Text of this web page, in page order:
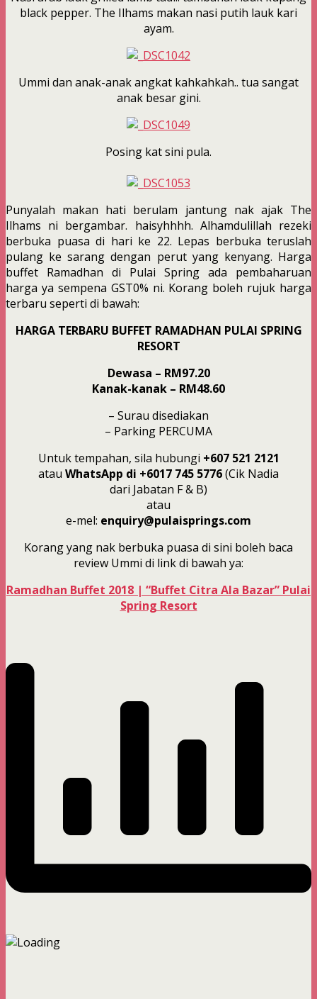
black pepper. The Ilhams makan nasi putih lauk kari
ayam.
Ummi dan anak-anak angkat kahkahkah.. tua sangat
anak besar gini.
Posing kat sini pula.
Punyalah makan hati berulam jantung nak ajak The
Ilhams ni bergambar. haisyhhhh. Alhamdulillah rezeki
berbuka puasa di hari ke 22. Lepas berbuka teruslah
pulang ke sarang dengan perut yang kenyang. Harga
buffet Ramadhan di Pulai Spring ada pembaharuan
harga ya sempena GST0% ni. Korang boleh rujuk harga
terbaru seperti di bawah:
HARGA TERBARU BUFFET RAMADHAN PULAI SPRING
RESORT
Dewasa – RM97.20
Kanak-kanak – RM48.60
– Surau disediakan
– Parking PERCUMA
Untuk tempahan, sila hubungi +607 521 2121
atau WhatsApp di +6017 745 5776(Cik Nadia
dari Jabatan F & B)
atau
e-mel: enquiry@pulaisprings.com
Korang yang nak berbuka puasa di sini boleh baca
review Ummi di link di bawah ya:
Ramadhan Buffet 2018 | “Buffet Citra Ala Bazar” Pulai
Spring Resort